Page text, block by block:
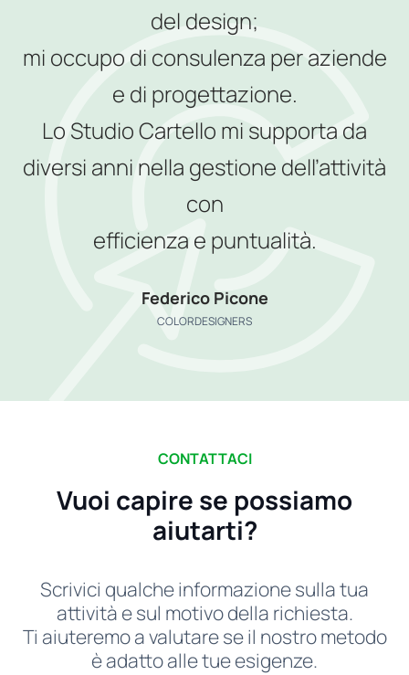
del design;
mi occupo di consulenza per aziende
e di progettazione.
Lo Studio Cartello mi supporta da
diversi anni nella gestione dell’attività
con
efficienza e puntualità.
Federico Picone
COLORDESIGNERS
CONTATTACI
Vuoi capire se possiamo
aiutarti?
Scrivici qualche informazione sulla tua
attività e sul motivo della richiesta.
Ti aiuteremo a valutare se il nostro metodo
è adatto alle tue esigenze.